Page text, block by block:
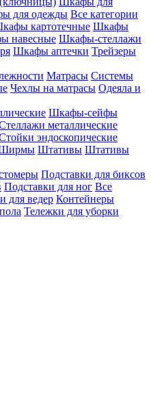
для одежды Все категории
картотечные Шкафы
навесные Шкафы-стеллажи
Шкафы аптечки Трейзеры
Матрасы Системы
Чехлы на матрасы Одеяла и
Шкафы-сейфы
металлические
эндоскопические
Штативы Штативы
Подставки для биксов
Подставки для ног Все
для ведер Контейнеры
Тележки для уборки